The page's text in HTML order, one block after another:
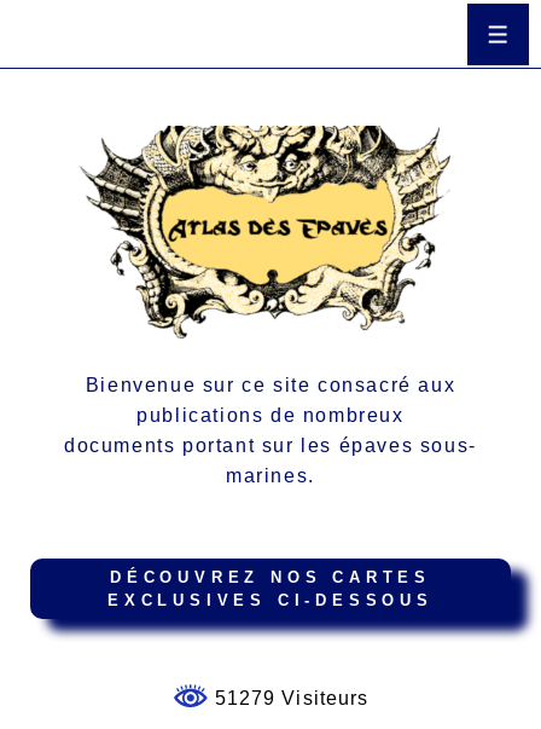
Bienvenue sur ce site consacré aux
publications de nombreux
documents portant sur les épaves sous-
marines.
DÉCOUVREZ NOS CARTES
EXCLUSIVES CI-DESSOUS
51279 Visiteurs